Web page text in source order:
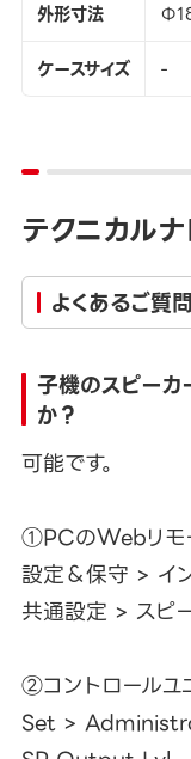
外形寸法
ケースサイズ
-
テクニカル
よくあるご質問
子機のスピーカ
か？
可能です。
①PCのWebリモ
設定＆保守 > イ
共通設定 > スピ
②コントロールユ
Set >